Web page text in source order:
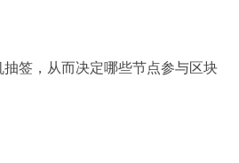
签，从而决定哪些节点参与区块